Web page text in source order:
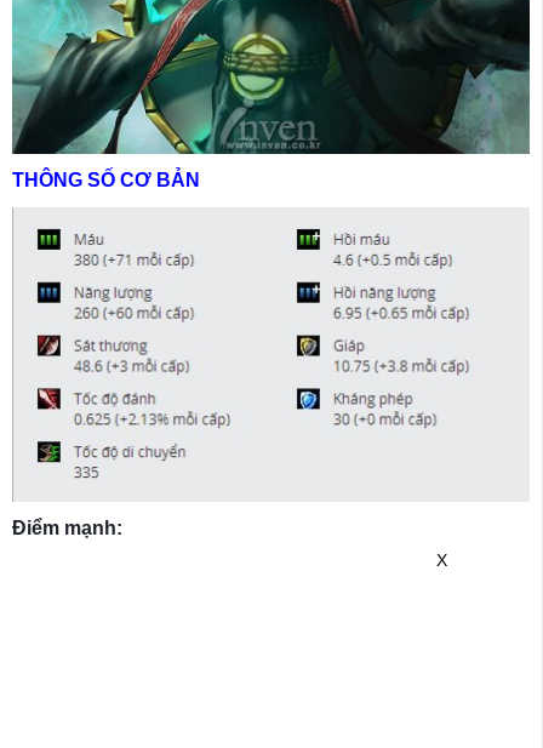
THÔNG SỐ CƠ BẢN
Điểm mạnh:
X